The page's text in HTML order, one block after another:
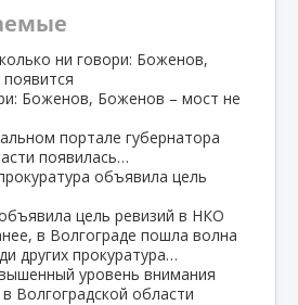
ни говори: Боженов,
портале губернатора
появилась…
объявила цель
в Волгограде пошла волна
других прокуратура…
уровень внимания
Волгоградской области